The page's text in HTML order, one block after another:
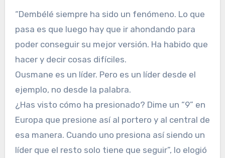
“Dembélé siempre ha sido un fenómeno. Lo que
pasa es que luego hay que ir ahondando para
poder conseguir su mejor versión. Ha habido que
hacer y decir cosas difíciles.
Ousmane es un líder. Pero es un líder desde el
ejemplo, no desde la palabra.
¿Has visto cómo ha presionado? Dime un “9” en
Europa que presione así al portero y al central de
esa manera. Cuando uno presiona así siendo un
líder que el resto solo tiene que seguir”, lo elogió